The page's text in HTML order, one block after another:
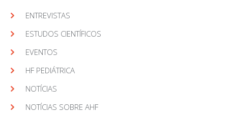
ENTREVISTAS
ESTUDOS CIENTÍFICOS
EVENTOS
HF PEDIÁTRICA
NOTÍCIAS
NOTÍCIAS SOBRE AHF